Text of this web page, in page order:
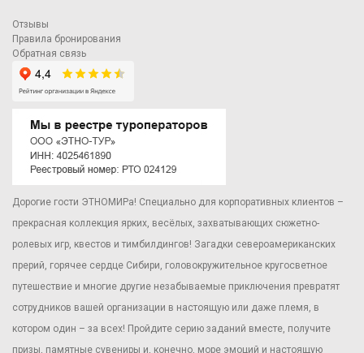
Отзывы
Правила бронирования
Обратная связь
Дорогие гости ЭТНОМИРа! Специально для корпоративных клиентов –
прекрасная коллекция ярких, весёлых, захватывающих сюжетно-
ролевых игр, квестов и тимбилдингов! Загадки североамериканских
прерий, горячее сердце Сибири, головокружительное кругосветное
путешествие и многие другие незабываемые приключения превратят
сотрудников вашей организации в настоящую или даже племя, в
котором один – за всех! Пройдите серию заданий вместе, получите
призы, памятные сувениры и, конечно, море эмоций и настоящую